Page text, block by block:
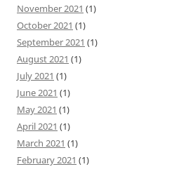
November 2021 (1)
October 2021 (1)
September 2021 (1)
August 2021 (1)
July 2021 (1)
June 2021 (1)
May 2021 (1)
April 2021 (1)
March 2021 (1)
February 2021 (1)